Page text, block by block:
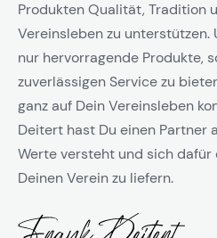
Produkten Qualität, Tradition
Vereinsleben zu unterstützen.
nur hervorragende Produkte,
zuverlässigen Service zu
ganz auf Dein Vereinsleben
Deitert hast Du einen Partner
Werte versteht und sich dafür
Deinen Verein zu liefern.